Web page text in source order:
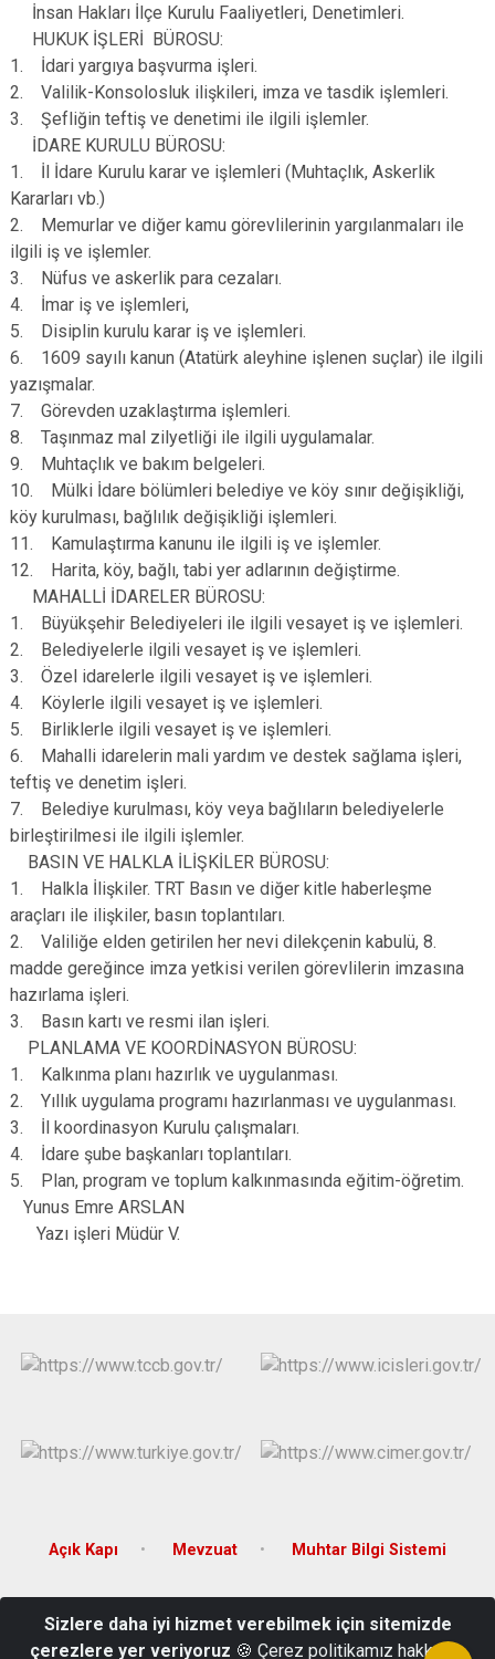
İnsan Hakları İlçe Kurulu Faaliyetleri, Denetimleri.
HUKUK İŞLERİ BÜROSU:
1. İdari yargıya başvurma işleri.
2. Valilik-Konsolosluk ilişkileri, imza ve tasdik işlemleri.
3. Şefliğin teftiş ve denetimi ile ilgili işlemler.
İDARE KURULU BÜROSU:
1. İl İdare Kurulu karar ve işlemleri (Muhtaçlık, Askerlik
Kararları vb.)
2. Memurlar ve diğer kamu görevlilerinin yargılanmaları ile
ilgili iş ve işlemler.
3. Nüfus ve askerlik para cezaları.
4. İmar iş ve işlemleri,
5. Disiplin kurulu karar iş ve işlemleri.
6. 1609 sayılı kanun (Atatürk aleyhine işlenen suçlar) ile ilgili
yazışmalar.
7. Görevden uzaklaştırma işlemleri.
8. Taşınmaz mal zilyetliği ile ilgili uygulamalar.
9. Muhtaçlık ve bakım belgeleri.
10. Mülki İdare bölümleri belediye ve köy sınır değişikliği,
köy kurulması, bağlılık değişikliği işlemleri.
11. Kamulaştırma kanunu ile ilgili iş ve işlemler.
12. Harita, köy, bağlı, tabi yer adlarının değiştirme.
MAHALLİ İDARELER BÜROSU:
1. Büyükşehir Belediyeleri ile ilgili vesayet iş ve işlemleri.
2. Belediyelerle ilgili vesayet iş ve işlemleri.
3. Özel idarelerle ilgili vesayet iş ve işlemleri.
4. Köylerle ilgili vesayet iş ve işlemleri.
5. Birliklerle ilgili vesayet iş ve işlemleri.
6. Mahalli idarelerin mali yardım ve destek sağlama işleri,
teftiş ve denetim işleri.
7. Belediye kurulması, köy veya bağlıların belediyelerle
birleştirilmesi ile ilgili işlemler.
BASIN VE HALKLA İLİŞKİLER BÜROSU:
1. Halkla İlişkiler. TRT Basın ve diğer kitle haberleşme
araçları ile ilişkiler, basın toplantıları.
2. Valiliğe elden getirilen her nevi dilekçenin kabulü, 8.
madde gereğince imza yetkisi verilen görevlilerin imzasına
hazırlama işleri.
3. Basın kartı ve resmi ilan işleri.
PLANLAMA VE KOORDİNASYON BÜROSU:
1. Kalkınma planı hazırlık ve uygulanması.
2. Yıllık uygulama programı hazırlanması ve uygulanması.
3. İl koordinasyon Kurulu çalışmaları.
4. İdare şube başkanları toplantıları.
5. Plan, program ve toplum kalkınmasında eğitim-öğretim.
Yunus Emre ARSLAN
Yazı işleri Müdür V.
Açık Kapı Mevzuat Muhtar Bilgi Sistemi
Caddesi No:9/2 Doğanyurt/KASTAMONU
Sizlere daha iyi hizmet verebilmek için sitemizde
çerezlere yer veriyoruz 🍪 Çerez politikamız hakkında